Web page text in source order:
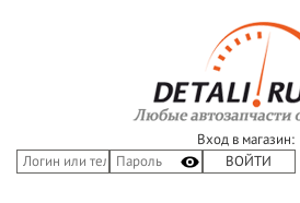
Вход в магазин: